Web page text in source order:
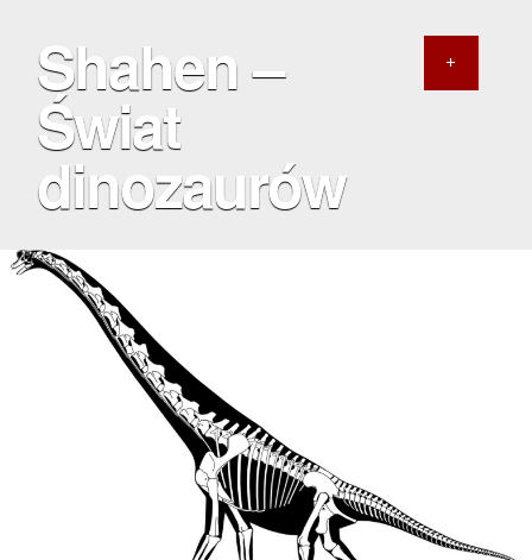
Shahen –
Świat
dinozaurów